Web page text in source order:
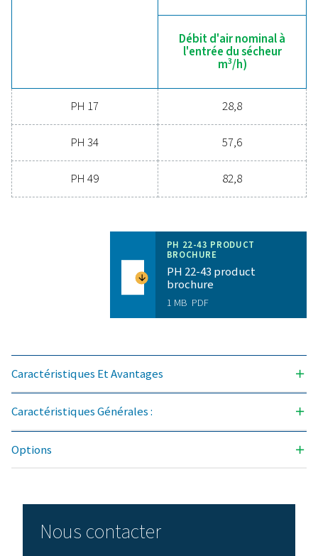
POINT DE ROSÉE SOUS PRESSION (°C)
-20 et -40
DÉBIT VOLUMIQUE NOMINAL À L’ENTRÉE DU
34,9-83,8
TEMPÉRATURE MAXI D’ENTRÉE (°C)
60